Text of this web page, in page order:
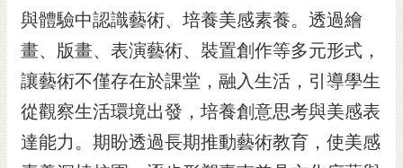
桐
花
祭
網
站
導
覽
與體驗中認識藝術、培養美感素養。透過繪
畫、版畫、表演藝術、裝置創作等多元形式，
讓藝術不僅存在於課堂，融入生活，引導學生
從觀察生活環境出發，培養創意思考與美感表
達能力。期盼透過長期推動藝術教育，使美感